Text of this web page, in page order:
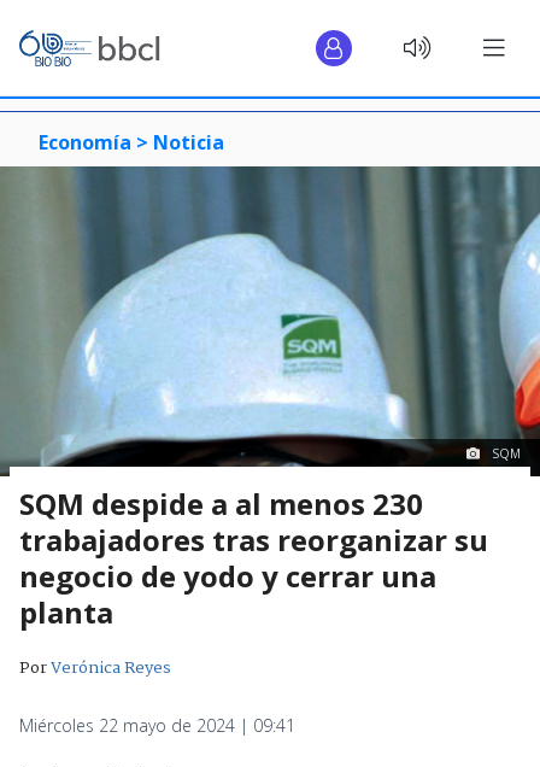
Economía > Noticia
SQM
SQM despide a al menos 230
trabajadores tras reorganizar su
negocio de yodo y cerrar una
planta
PorVerónica Reyes
Miércoles 22 mayo de 2024 | 09:41